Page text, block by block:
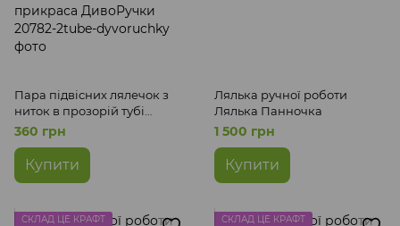
Пара підвісних лялечок з
ниток в прозорій тубі
асотримент - декоративна
іграшка інтер'єрна та
ялинкова прикраса
ДивоРучки
360 грн
Купити
Лялька ручної роботи
Лялька Панночка
1 500 грн
Купити
СКЛАД ЦЕ КРАФТ СКЛАД ЦЕ КРАФТ